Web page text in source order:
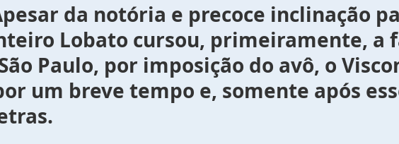
precoce inclinação para as
Lobato cursou, primeiramente, a
Paulo, por imposição do avô, o
um breve tempo e, somente após